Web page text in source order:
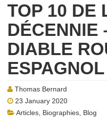
TOP 10 DE
DÉCENNIE
DIABLE
ESPAGNOL
Thomas Bernard
23 January 2020
Articles Biographies Blog